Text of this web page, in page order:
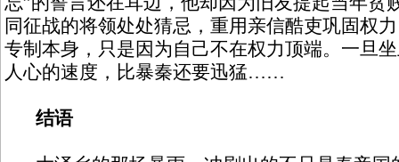
同征战的将领处处猜忌，重用亲信酷吏巩固权
专制本身，只是因为自己不在权力顶端。一旦
人心的速度，比暴秦还要迅猛……
结语